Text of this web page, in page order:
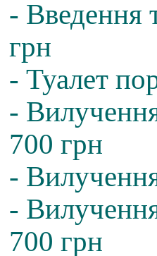
- Введення
грн
- Туалет
-
700 грн
-
-
700 грн